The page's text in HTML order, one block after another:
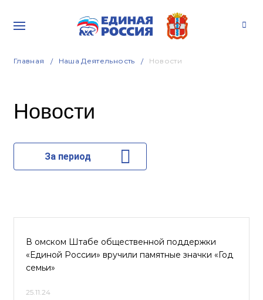
Главная Наша Деятельность Новости
Новости
За период
В омском Штабе общественной поддержки
«Единой России» вручили памятные значки «Год
семьи»
25.11.24